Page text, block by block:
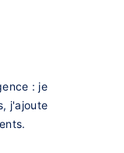
: je
j'ajoute